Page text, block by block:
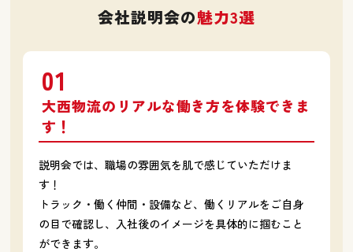
会社説明会の魅力3選
01
大西物流のリアルな働き方を体験できま
す！
説明会では、職場の雰囲気を肌で感じていただけま
す！
トラック・働く仲間・設備など、働くリアルをご自身
の目で確認し、 入社後のイメージを具体的に掴むこと
ができます。